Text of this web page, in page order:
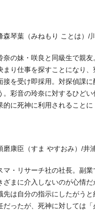
森琴葉（みねもり ことは）/
奈の妹・咲良と同級生で親
まり仕事を探すことになり
接を受け即採用。対探偵課
。彩音の玲奈に対するひど
的に死神に利用されることに
磨康臣（すま やすおみ）/井
マ・リサーチ社の社長。副
ざまに介入しないのが心情
先は自分の指示にしたがう
だったが、死神に対しては「